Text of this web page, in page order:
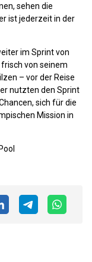
sehen die
ist jederzeit in der
im Sprint von
von seinem
– vor der Reise
nutzten den Sprint
sich für die
Mission in